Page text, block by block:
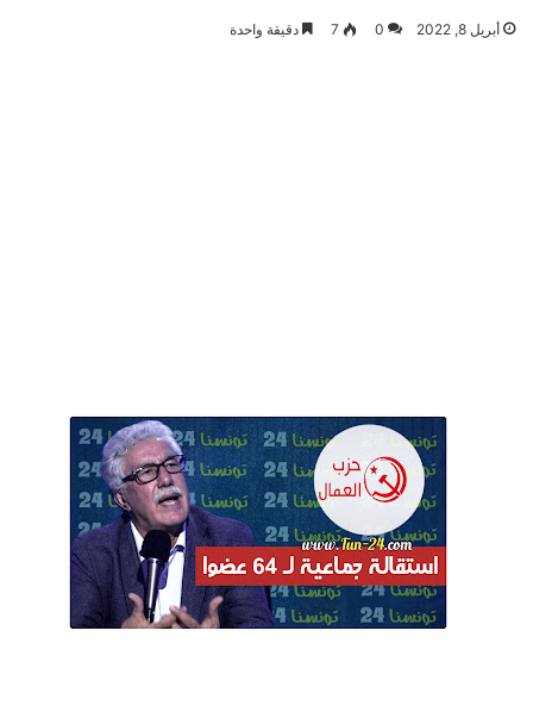
أبريل 8, 2022 0
7 دقيقة واحدة